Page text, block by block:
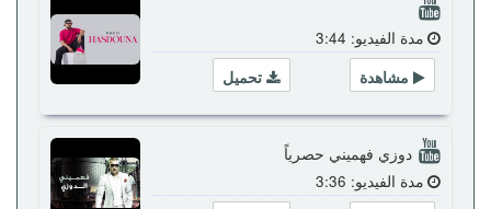
مدة الفيديو: 3:44
تحميل
مشاهدة
دوزي فهميني حصرياً
مدة الفيديو: 3:36